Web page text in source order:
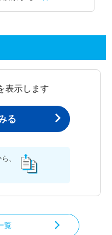
表示します
る
、
覧